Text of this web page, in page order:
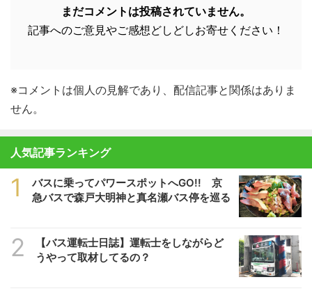
まだコメントは投稿されていません。
記事へのご意見やご感想どしどしお寄せください！
※コメントは個人の見解であり、配信記事と関係はありま
せん。
人気記事ランキング
1
バスに乗ってパワースポットへGO!! 京
急バスで森戸大明神と真名瀬バス停を巡る
2
【バス運転士日誌】運転士をしながらど
うやって取材してるの？